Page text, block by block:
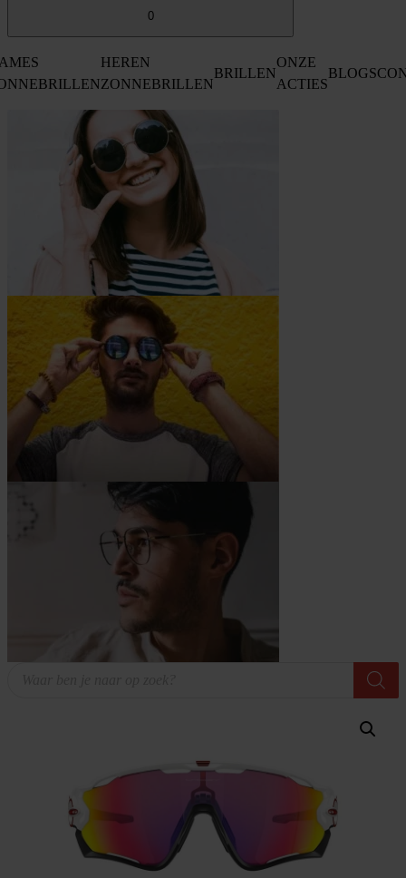
0
HEREN
ZONNEBRILLEN
BRILLEN
ONZE
ACTIES
BLOGS